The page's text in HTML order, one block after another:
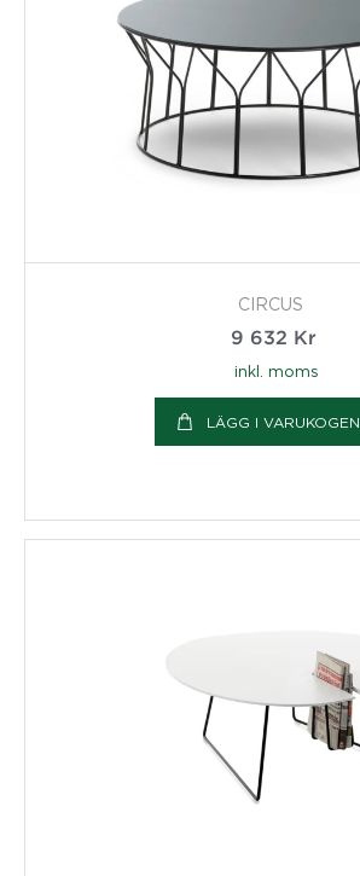
CIRCUS
9 632 Kr
inkl. moms
LÄGG I VARUKOGEN